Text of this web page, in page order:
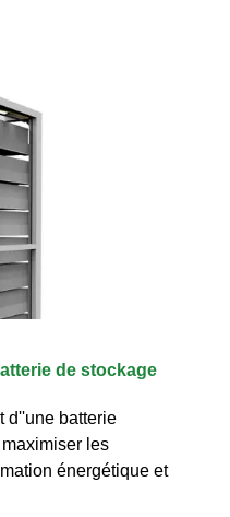
de stockage
d''une batterie
les
énergétique et